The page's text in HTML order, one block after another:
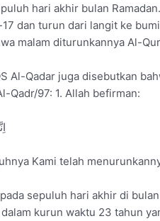
hari akhir bulan
dan turun dari langit ke
malam diturunkannya Al-
Al-Qadar juga disebutkan
Qadr/97: 1. Allah befirman:
Kami telah
sepuluh hari akhir di
kurun waktu 23 tahun